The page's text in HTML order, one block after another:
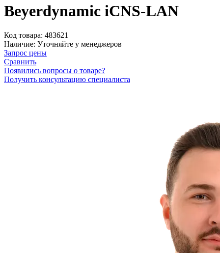
Beyerdynamic iCNS-LAN
Код товара: 483621
Наличие: Уточняйте у менеджеров
Запрос цены
Сравнить
Появились вопросы о товаре?
Получить консультацию специалиста